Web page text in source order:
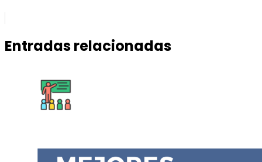
Entradas relacionadas